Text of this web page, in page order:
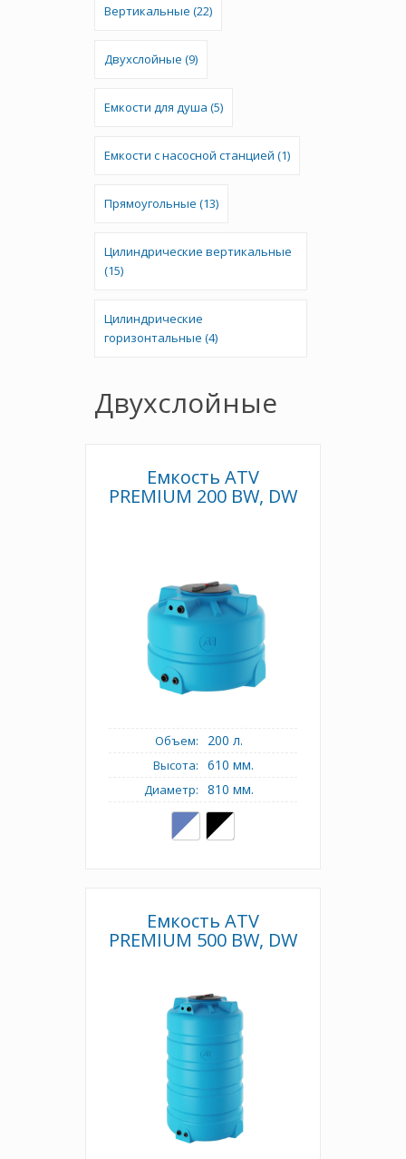
Вертикальные (22)
Двухслойные (9)
Емкости для душа (5)
Емкости с насосной станцией (1)
Прямоугольные (13)
Цилиндрические вертикальные
(15)
Цилиндрические
горизонтальные (4)
Двухслойные
Емкость ATV
PREMIUM 200 BW, DW
Объем: 200 л.
Высота: 610 мм.
Диаметр: 810 мм.
Емкость ATV
PREMIUM 500 BW, DW